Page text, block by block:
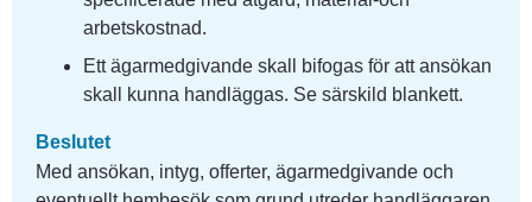
arbetskostnad.
Ett ägarmedgivande skall bifogas för att ansökan
skall kunna handläggas. Se särskild blankett.
Beslutet
Med ansökan, intyg, offerter, ägarmedgivande och